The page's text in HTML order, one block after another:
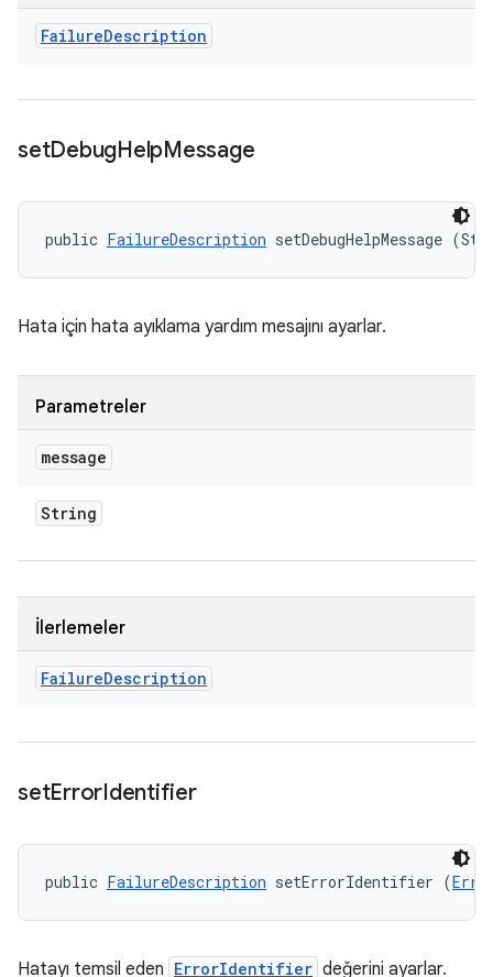
FailureDescription
setDebugHelpMessage
public FailureDescription setDebugHelpMessage
Hata için hata ayıklama yardım mesajını ayarlar.
Parametreler
message
String
İlerlemeler
FailureDescription
setErrorIdentifier
public FailureDescription setErrorIdentifier (
Hatayı temsil eden ErrorIdentifier değerini ayarlar.